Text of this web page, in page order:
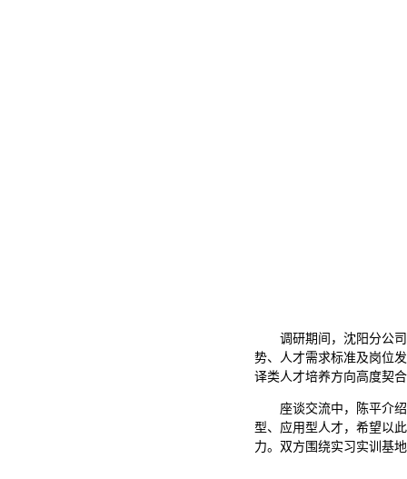
调研期间，沈阳分公
势、人才需求标准及岗位
译类人才培养方向高度契
座谈交流中，陈平介
型、应用型人才，希望以
力。双方围绕实习实训基